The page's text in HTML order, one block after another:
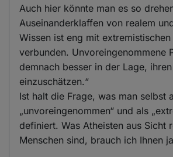
Auch hier könnte man es so
Auseinanderklaffen von realem
Wissen ist eng mit
verbunden. Unvoreingenommene
demnach besser in der Lage,
einzuschätzen.“
Ist halt die Frage, was man selbst
„unvoreingenommen“ und als
definiert. Was Atheisten aus Sicht
Menschen sind, brauch ich Ihnen
...